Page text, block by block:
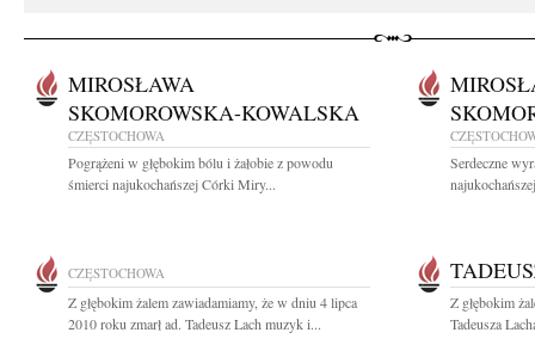
MIROSŁAWA
SKOMOROWSKA-KOWALSKA
CZĘSTOCHOWA
Pogrążeni w głębokim bólu i żałobie z powodu
śmierci najukochańszej Córki Miry...
Serdeczne
CZĘSTOCHOWA
Z głębokim żalem zawiadamiamy, że w dniu 4 lipca
2010 roku zmarł ad. Tadeusz Lach muzyk i...
Z głębokim
Tadeusza